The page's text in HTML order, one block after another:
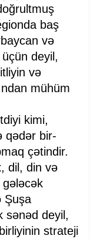
baş
və
deyil,
və
mühüm
kimi,
qədər bir-
çətindir.
dil, din və
Şuşa
sənəd deyil,
strateji